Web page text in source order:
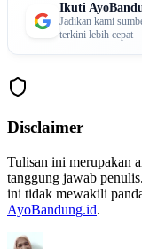
Ikuti
Jadikan kami
terkini lebih cepat
Disclaimer
Tulisan ini merupakan
tanggung jawab
ini tidak mewakili
AyoBandung.id.